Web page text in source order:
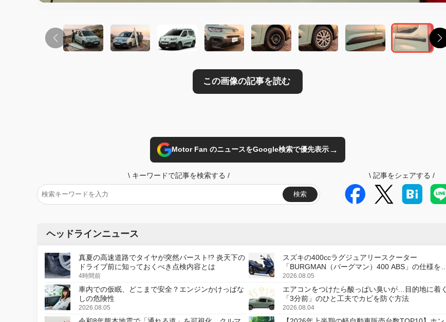
Motor Fan のニュースをGoogle検索で優先表示→
\ キーワードで記事を検索する /
検索
\ 記事をシェアする /
ヘッドラインニュース
真夏の高速道路でタイヤが突然バースト!? 炎天下の
ドライブ前に知っておくべき点検内容とは
4時間前
スズキの400ccラグジュアリースクーター
「BURGMAN（バーグマン）400 ABS」の仕様を変
更し、8月18日に発売
2026.08.05
車内での仮眠、どこまで安全？エンジンかけっぱな
しの危険性
2026.08.05
エアコンをつけたら酸っぱい臭いが…目的地に着く
「3分前」のひと工夫でカビを防ぐ方法
2026.08.04